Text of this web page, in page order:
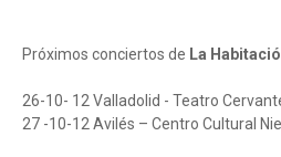
Próximos conciertos de La
26-10- 12 Valladolid - Teatro
27 -10-12 Avilés – Centro Cultural